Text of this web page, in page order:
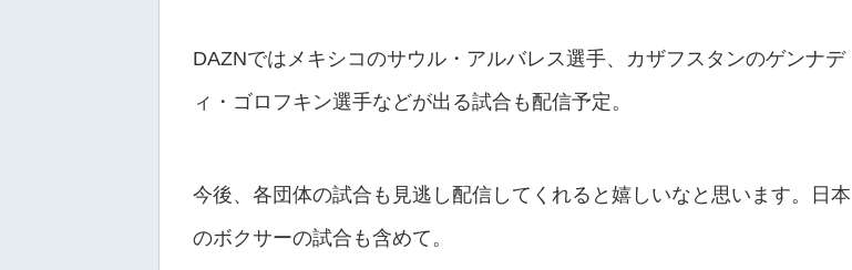
DAZNではメキシコのサウル・アルバレス選手、カザフスタンのゲンナデ
ィ・ゴロフキン選手などが出る試合も配信予定。
今後、各団体の試合も見逃し配信してくれると嬉しいなと思います。日本
のボクサーの試合も含めて。